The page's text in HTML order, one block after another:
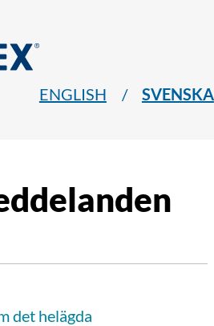
ENGLISH SVENSKA
det helägda